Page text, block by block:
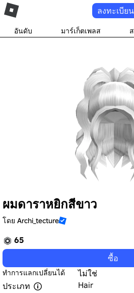
อันดับ มาร์เก็ตเพลส
ลงทะเบียน
ผมดาราหยิกสีขาว
โดย Archi_tecture
65
ซื้อ
ทำการแลกเปลี่ยนได้
ไม่ใช่
ประเภท
Hair